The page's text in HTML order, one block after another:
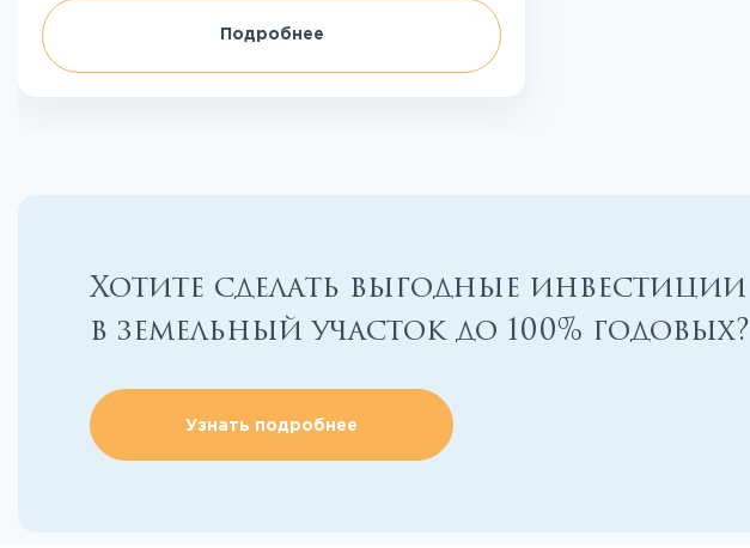
Подробнее
Хотите сделать выгодные инвестиции
в земельный участок до 100% годовых?
Узнать подробнее